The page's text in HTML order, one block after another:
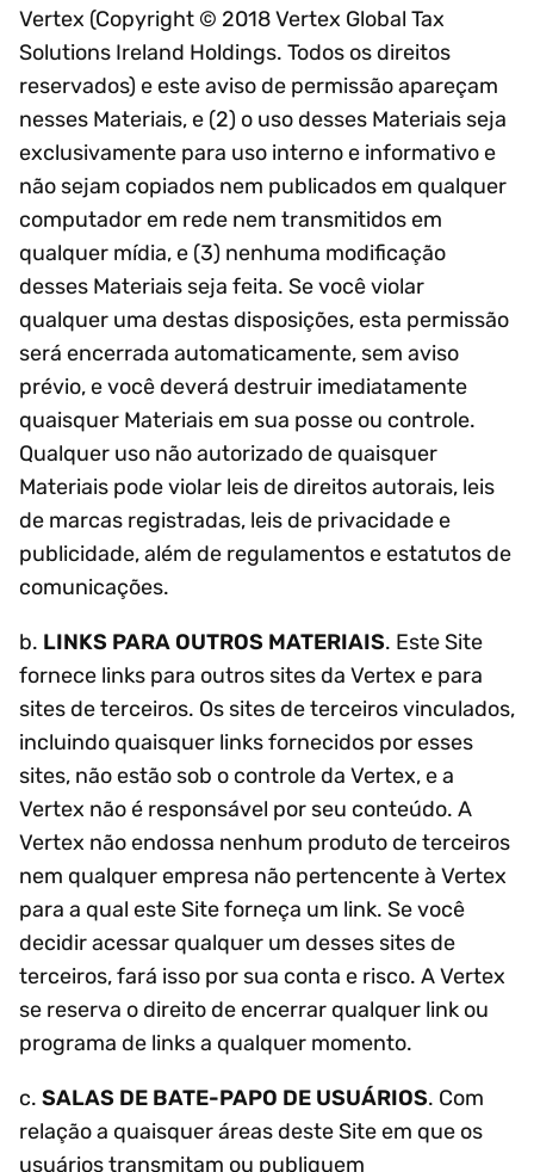
Vertex (Copyright © 2018 Vertex Global Tax
Solutions Ireland Holdings. Todos os direitos
reservados) e este aviso de permissão apareçam
nesses Materiais, e (2) o uso desses Materiais seja
exclusivamente para uso interno e informativo e
não sejam copiados nem publicados em qualquer
computador em rede nem transmitidos em
qualquer mídia, e (3) nenhuma modificação
desses Materiais seja feita. Se você violar
qualquer uma destas disposições, esta permissão
será encerrada automaticamente, sem aviso
prévio, e você deverá destruir imediatamente
quaisquer Materiais em sua posse ou controle.
Qualquer uso não autorizado de quaisquer
Materiais pode violar leis de direitos autorais, leis
de marcas registradas, leis de privacidade e
publicidade, além de regulamentos e estatutos de
comunicações.
b. LINKS PARA OUTROS MATERIAIS. Este Site
fornece links para outros sites da Vertex e para
sites de terceiros. Os sites de terceiros vinculados,
incluindo quaisquer links fornecidos por esses
sites, não estão sob o controle da Vertex, e a
Vertex não é responsável por seu conteúdo. A
Vertex não endossa nenhum produto de terceiros
nem qualquer empresa não pertencente à Vertex
para a qual este Site forneça um link. Se você
decidir acessar qualquer um desses sites de
terceiros, fará isso por sua conta e risco. A Vertex
se reserva o direito de encerrar qualquer link ou
programa de links a qualquer momento.
c. SALAS DE BATE-PAPO DE USUÁRIOS. Com
relação a quaisquer áreas deste Site em que os
usuários transmitam ou publiquem